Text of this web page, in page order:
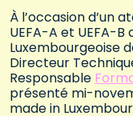
À l’occasion d’un
UEFA-A et UEFA-
Luxembourgeoise
Directeur
Responsable
présenté mi-
made in